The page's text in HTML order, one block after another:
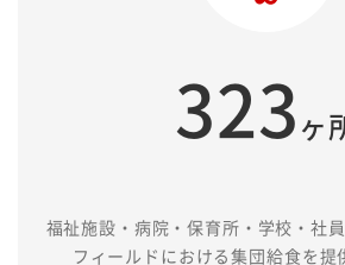
323ヶ
福祉施設・病院・保育所・学校・社
フィールドにおける集団給食を提